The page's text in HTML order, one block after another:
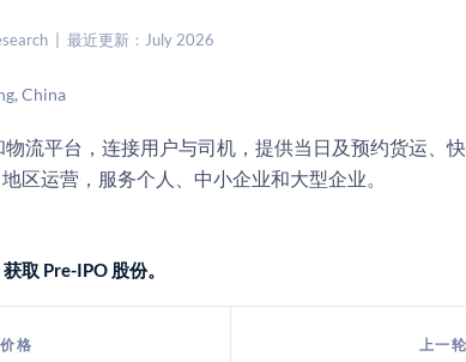
| 最近更新：July 2026
China
物流平台，连接用户与司机，提供当日及预约货运、
区运营，服务个人、中小企业和大型企业。
取 Pre-IPO 股份。
格 上一